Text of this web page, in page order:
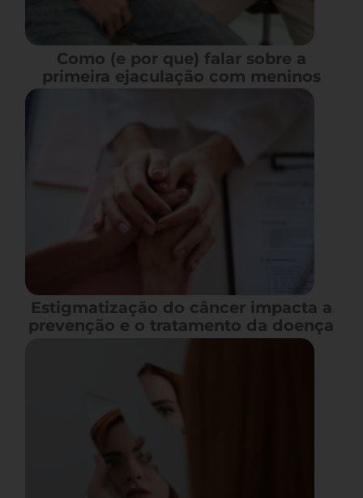
Como (e por que) falar sobre a
primeira ejaculação com meninos
Estigmatização do câncer impacta a
prevenção e o tratamento da doença